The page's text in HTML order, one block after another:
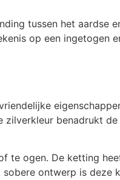
tussen het aardse
op een ingetogen
zilverkleur benadrukt de
te ogen. De ketting
ontwerp is deze